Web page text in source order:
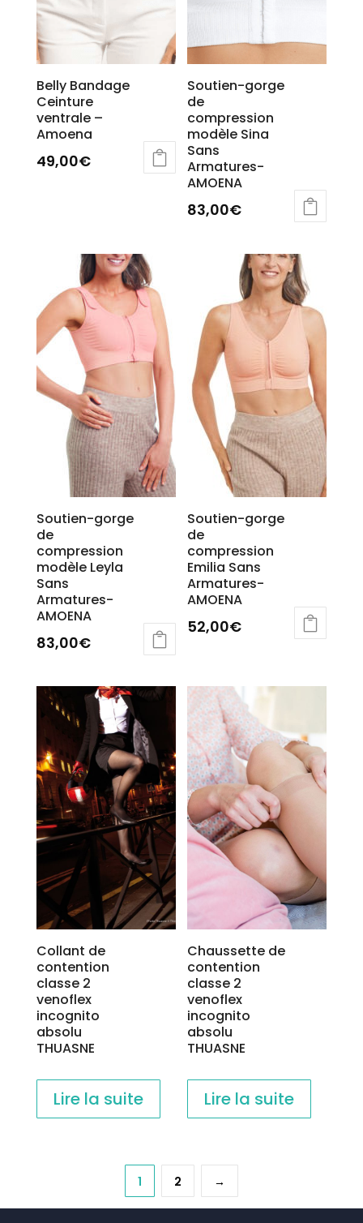
page
produit
produit
Belly Bandage
Ceinture
ventrale –
Amoena
49,00€
variations.
options
peuvent
être
choisies
sur
la
page
produit
Soutien-gorge
de
compression
modèle Sina
Sans
Armatures-
AMOENA
83,00€
variations.
options
peuvent
être
choisies
sur
page
produit
Soutien-gorge
de
compression
modèle Leyla
Sans
Armatures-
AMOENA
83,00€
plusieurs
variations.
Les
options
peuvent
être
choisies
sur
la
page
du
produit
Soutien-gorge
de
compression
Emilia Sans
Armatures-
AMOENA
52,00€
plusieurs
variations.
Les
options
peuvent
être
choisies
sur
la
produit
Collant de
contention
classe 2
venoflex
incognito
absolu
THUASNE
Lire la suite
Chaussette de
contention
classe 2
venoflex
incognito
absolu
THUASNE
Lire la suite
1 2 →